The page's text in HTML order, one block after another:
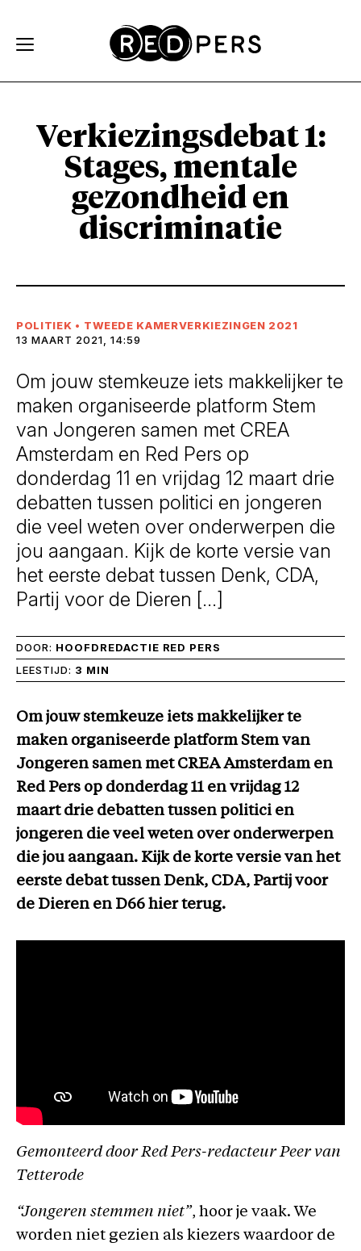
Verkiezingsdebat 1:
Stages, mentale
gezondheid en
discriminatie
POLITIEK • TWEEDE KAMERVERKIEZINGEN 2021
13 MAART 2021, 14:59
Om jouw stemkeuze iets makkelijker te
maken organiseerde platform Stem
van Jongeren samen met CREA
Amsterdam en Red Pers op
donderdag 11 en vrijdag 12 maart drie
debatten tussen politici en jongeren
die veel weten over onderwerpen die
jou aangaan. Kijk de korte versie van
het eerste debat tussen Denk, CDA,
Partij voor de Dieren […]
DOOR: HOOFDREDACTIE RED PERS
LEESTIJD: 3 MIN
Om jouw stemkeuze iets makkelijker te
maken organiseerde platform Stem van
Jongeren samen met CREA Amsterdam en
Red Pers op donderdag 11 en vrijdag 12
maart drie debatten tussen politici en
jongeren die veel weten over onderwerpen
die jou aangaan. Kijk de korte versie van het
eerste debat tussen Denk, CDA, Partij voor
de Dieren en D66 hier terug.
Gemonteerd door Red Pers-redacteur Peer van
Tetterode
“Jongeren stemmen niet”, hoor je vaak. We
worden niet gezien als kiezers waardoor de